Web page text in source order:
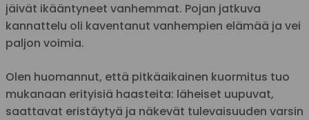
jäivät ikääntyneet vanhemmat. Pojan jatkuva
kannattelu oli kaventanut vanhempien elämää ja vei
paljon voimia.
Olen huomannut, että pitkäaikainen kuormitus tuo
mukanaan erityisiä haasteita: läheiset uupuvat,
saattavat eristäytyä ja näkevät tulevaisuuden varsin